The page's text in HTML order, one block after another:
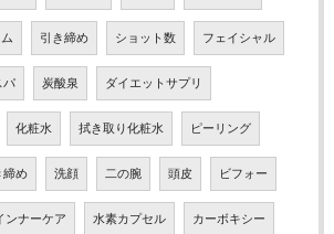
引き締め ショット数 フェイシャル
パ 炭酸泉 ダイエットサプリ
化粧水 拭き取り化粧水 ピーリング
締め 洗顔 二の腕 頭皮 ビフォー
ンナーケア 水素カプセル カーボキシー